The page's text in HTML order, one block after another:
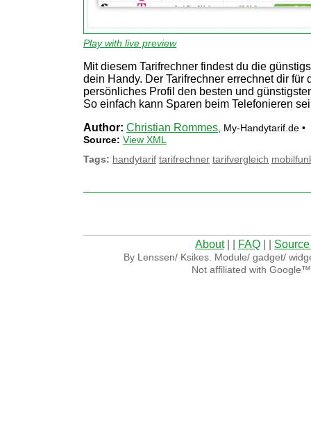
Play with live preview
Mit diesem Tarifrechner findest du die
dein Handy. Der Tarifrechner errechnet dir für
persönliches Profil den besten und
So einfach kann Sparen beim Telefonieren
Author: Christian Rommes, My-Handytarif.de •
Source: View XML
Tags: handytarif tarifrechner tarifvergleich
About| | FAQ
By Lenssen/ Ksikes. Module/ gadget/
Not affiliated with